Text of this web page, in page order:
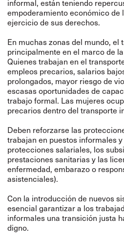
informal, están teniendo
empoderamiento económico de
ejercicio de sus derechos.
En muchas zonas del mundo, el
principalmente en el marco de
Quienes trabajan en el
empleos precarios, salarios
prolongados, mayor riesgo de
escasas oportunidades de
trabajo formal. Las mujeres
precarios dentro del transporte
Deben reforzarse las
trabajan en puestos informales
protecciones salariales, los
prestaciones sanitarias y las
enfermedad, embarazo o
asistenciales).
Con la introducción de nuevos
esencial garantizar a los
informales una transición justa
digno.